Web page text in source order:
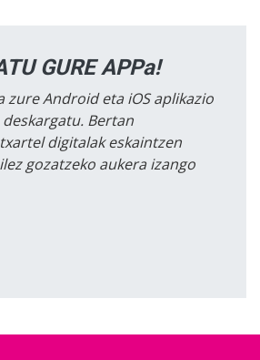
GURE APPa!
zure Android eta iOS aplikazio
Bertan
digitalak eskaintzen
gozatzeko aukera izango